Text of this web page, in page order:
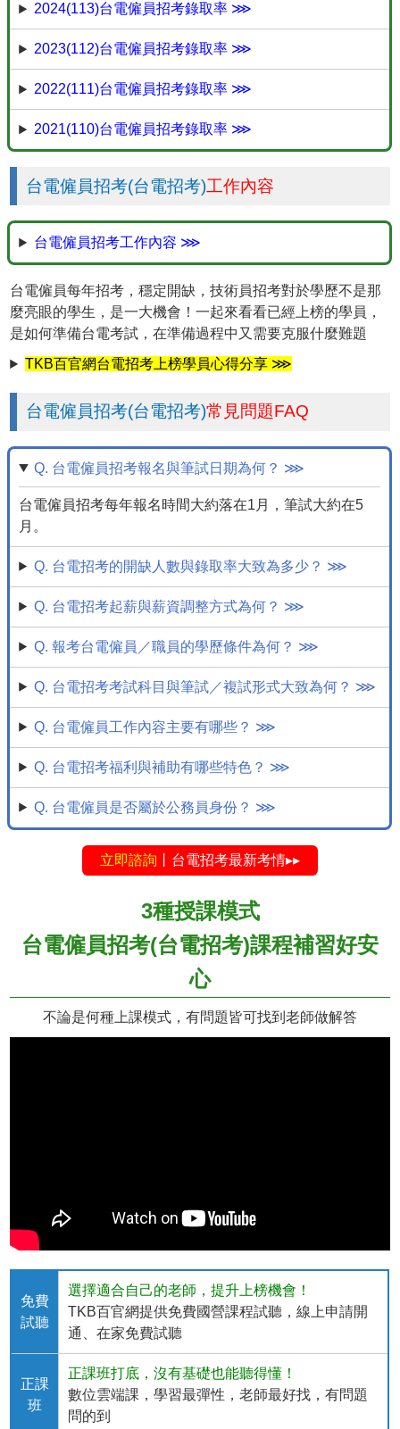
2024(113)台電僱員招考錄取率 ⋙
2023(112)台電僱員招考錄取率 ⋙
2022(111)台電僱員招考錄取率 ⋙
2021(110)台電僱員招考錄取率 ⋙
台電僱員招考(台電招考)工作內容
台電僱員招考工作內容 ⋙
台電僱員每年招考，穩定開缺，技術員招考對於學歷不是那
麼亮眼的學生，是一大機會！一起來看看已經上榜的學員，
是如何準備台電考試，在準備過程中又需要克服什麼難題
TKB百官網台電招考上榜學員心得分享 ⋙
台電僱員招考(台電招考)常見問題FAQ
Q. 台電僱員招考報名與筆試日期為何？ ⋙
台電僱員招考每年報名時間大約落在1月，筆試大約在5
月。
Q. 台電招考的開缺人數與錄取率大致為多少？ ⋙
Q. 台電招考起薪與薪資調整方式為何？ ⋙
Q. 報考台電僱員／職員的學歷條件為何？ ⋙
Q. 台電招考考試科目與筆試／複試形式大致為何？ ⋙
Q. 台電僱員工作內容主要有哪些？ ⋙
Q. 台電招考福利與補助有哪些特色？ ⋙
Q. 台電僱員是否屬於公務員身份？ ⋙
立即諮詢 丨台電招考最新考情▸▸
3種授課模式
台電僱員招考(台電招考)課程補習好安
心
不論是何種上課模式，有問題皆可找到老師做解答
免費
試聽
選擇適合自己的老師，提升上榜機會！
TKB百官網提供免費國營課程試聽，線上申請開
通、在家免費試聽
正課
班
正課班打底，沒有基礎也能聽得懂！
數位雲端課，學習最彈性，老師最好找，有問題
問的到